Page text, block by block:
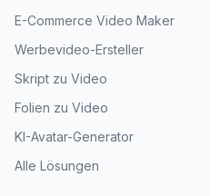
E-Commerce Video Maker
Werbevideo-Ersteller
Skript zu Video
Folien zu Video
KI-Avatar-Generator
Alle Lösungen